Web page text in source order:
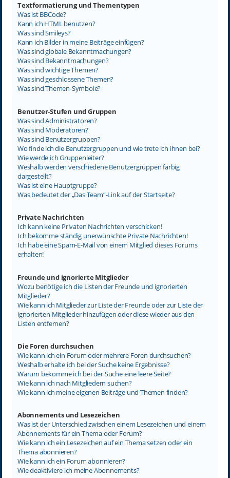
Textformatierung und Thementypen
Was ist BBCode?
Kann ich HTML benutzen?
Was sind Smileys?
Kann ich Bilder in meine Beiträge einfügen?
Was sind globale Bekanntmachungen?
Was sind Bekanntmachungen?
Was sind wichtige Themen?
Was sind geschlossene Themen?
Was sind Themen-Symbole?
Benutzer-Stufen und Gruppen
Was sind Administratoren?
Was sind Moderatoren?
Was sind Benutzergruppen?
Wo finde ich die Benutzergruppen und wie trete ich ihnen bei?
Wie werde ich Gruppenleiter?
Weshalb werden verschiedene Benutzergruppen farbig
dargestellt?
Was ist eine Hauptgruppe?
Was bedeutet der „Das Team“-Link auf der Startseite?
Private Nachrichten
Ich kann keine Privaten Nachrichten verschicken!
Ich bekomme ständig unerwünschte Private Nachrichten!
Ich habe eine Spam-E-Mail von einem Mitglied dieses Forums
erhalten!
Freunde und ignorierte Mitglieder
Wozu benötige ich die Listen der Freunde und ignorierten
Mitglieder?
Wie kann ich Mitglieder zur Liste der Freunde oder zur Liste der
ignorierten Mitglieder hinzufügen oder diese wieder aus den
Listen entfernen?
Die Foren durchsuchen
Wie kann ich ein Forum oder mehrere Foren durchsuchen?
Weshalb erhalte ich bei der Suche keine Ergebnisse?
Warum bekomme ich bei der Suche eine leere Seite?
Wie kann ich nach Mitgliedern suchen?
Wie kann ich meine eigenen Beiträge und Themen finden?
Abonnements und Lesezeichen
Was ist der Unterschied zwischen einem Lesezeichen und einem
Abonnements für ein Thema oder Forum?
Wie kann ich ein Lesezeichen auf ein Thema setzen oder ein
Thema abonnieren?
Wie kann ich ein Forum abonnieren?
Wie deaktiviere ich meine Abonnements?